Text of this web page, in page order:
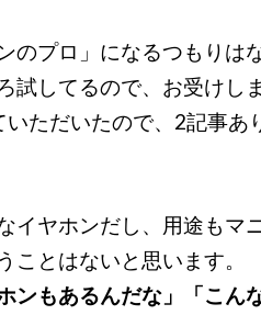
のプロ」になるつもりは
試してるので、お受けしま
いただいたので、2記事あ
イヤホンだし、用途もマ
ことはないと思います。
ンもあるんだな」「こん